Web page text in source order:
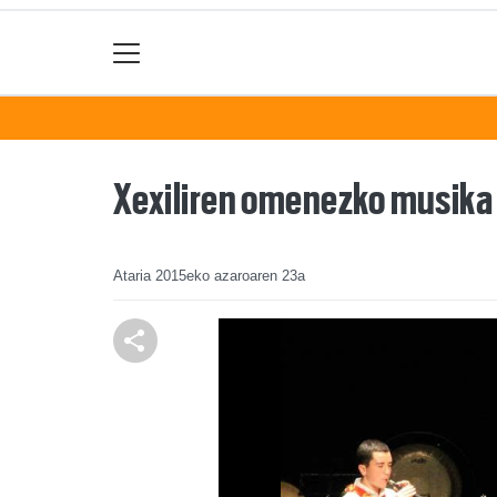
Xexiliren omenezko
Ataria 2015eko azaroaren 23a